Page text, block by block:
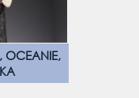
OCEANIE,